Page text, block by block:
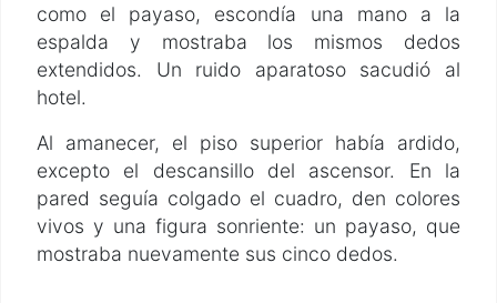
como el payaso, escondía una mano a la
espalda y mostraba los mismos dedos
extendidos. Un ruido aparatoso sacudió al
hotel.
Al amanecer, el piso superior había ardido,
excepto el descansillo del ascensor. En la
pared seguía colgado el cuadro, den colores
vivos y una figura sonriente: un payaso, que
mostraba nuevamente sus cinco dedos.